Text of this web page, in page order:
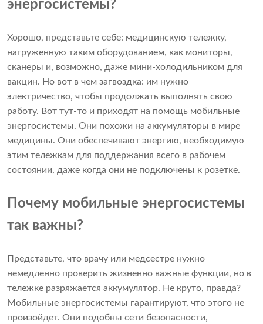
энергосистемы?
Хорошо, представьте себе: медицинскую тележку,
нагруженную таким оборудованием, как мониторы,
сканеры и, возможно, даже мини-холодильником для
вакцин. Но вот в чем загвоздка: им нужно
электричество, чтобы продолжать выполнять свою
работу. Вот тут-то и приходят на помощь мобильные
энергосистемы. Они похожи на аккумуляторы в мире
медицины. Они обеспечивают энергию, необходимую
этим тележкам для поддержания всего в рабочем
состоянии, даже когда они не подключены к розетке.
Почему мобильные энергосистемы
так важны?
Представьте, что врачу или медсестре нужно
немедленно проверить жизненно важные функции, но в
тележке разряжается аккумулятор. Не круто, правда?
Мобильные энергосистемы гарантируют, что этого не
произойдет. Они подобны сети безопасности,